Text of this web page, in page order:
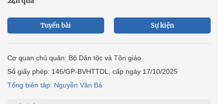
Tuyến bài Sự kiện
Cơ quan chủ quản: Bộ Dân tộc và Tôn giáo
Số giấy phép: 146/GP-BVHTTDL, cấp ngày 17/10/2025
Tổng biên tập: Nguyễn Văn Bá